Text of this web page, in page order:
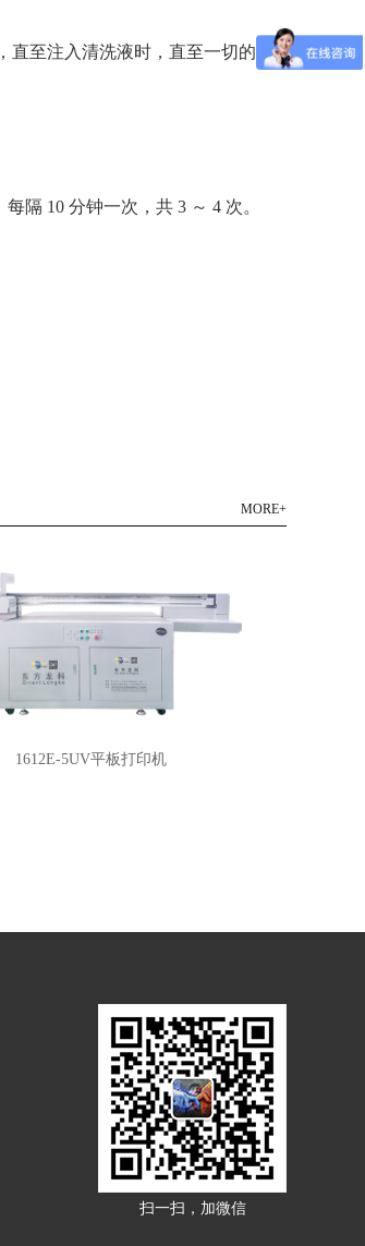
直至注入清洗液时，直至一切的喷
隔 10 分钟一次，共 3 ～ 4 次。
MORE+
1612E-5UV平板打印机
扫一扫，加微信